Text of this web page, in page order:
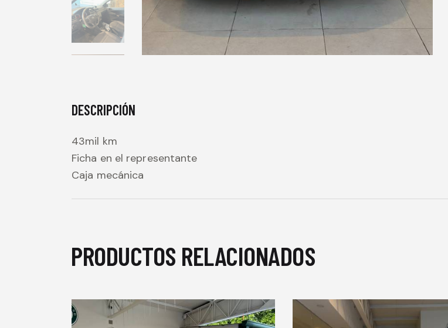
DESCRIPCIÓN
43mil km
Ficha en el representante
Caja mecánica
PRODUCTOS RELACIONADOS